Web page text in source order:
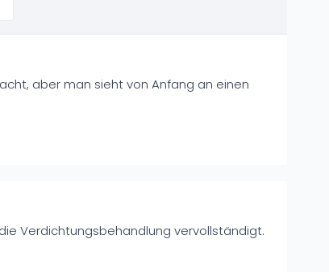
aber man sieht von Anfang an einen
Verdichtungsbehandlung vervollständigt.